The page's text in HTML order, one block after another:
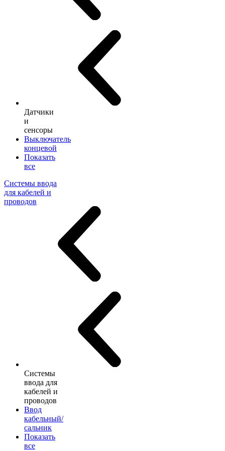
Датчики
и
сенсоры
Выключатель
концевой
Показать
все
Системы ввода
для кабелей и
проводов
Системы
ввода для
кабелей и
проводов
Ввод
кабельный/
сальник
Показать
все